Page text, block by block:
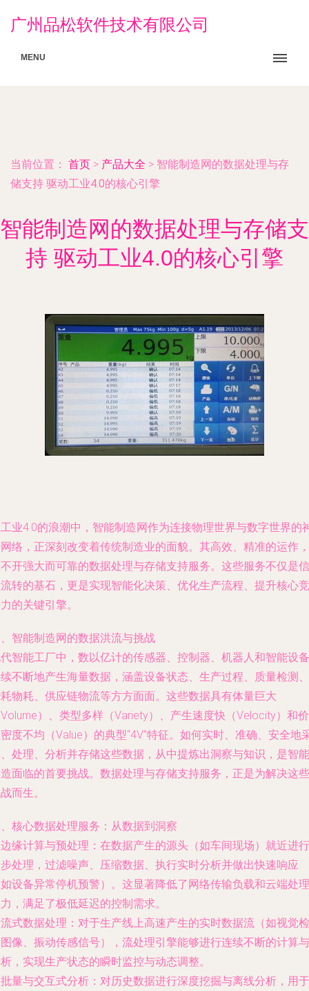
广州品松软件技术有限公司
MENU
当前位置： 首页 > 产品大全 > 智能制造网的数据处理与存
储支持 驱动工业4.0的核心引擎
智能制造网的数据处理与存储支
持 驱动工业4.0的核心引擎
业4.0的浪潮中，智能制造网作为连接物理世界与数字世界的
络，正深刻改变着传统制造业的面貌。其高效、精准的运作，
开强大而可靠的数据处理与存储支持服务。这些服务不仅是信
转的基石，更是实现智能化决策、优化生产流程、提升核心竞
的关键引擎。
智能制造网的数据洪流与挑战
智能工厂中，数以亿计的传感器、控制器、机器人和智能设备
不断地产生海量数据，涵盖设备状态、生产过程、质量检测、
物耗、供应链物流等方方面面。这些数据具有体量巨大
）、类型多样（Variety）、产生速度快（Velocity）和价
度不均（Value）的典型“4V”特征。如何实时、准确、安全地
处理、分析并存储这些数据，从中提炼出洞察与知识，是智能
面临的首要挑战。数据处理与存储支持服务，正是为解决这些
而生。
核心数据处理服务：从数据到洞察
边缘计算与预处理 ：在数据产生的源头（如车间现场）就近进行
处理，过滤噪声、压缩数据、执行实时分析并做出快速响应
设备异常停机预警）。这显著降低了网络传输负载和云端处理
，满足了极低延迟的控制需求。
流式数据处理 ：对于生产线上高速产生的实时数据流（如视觉检
像、振动传感信号），流处理引擎能够进行连续不断的计算与
，实现生产状态的瞬时监控与动态调整。
批量与交互式分析 ：对历史数据进行深度挖掘与离线分析，用于